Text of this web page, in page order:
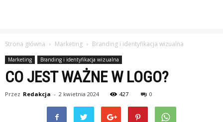
Strona główna Marketing Branding i identyfikacja wizualna
Marketing Branding i identyfikacja wizualna
CO JEST WAŻNE W LOGO?
Przez Redakcja - 2 kwietnia 2024 427 0